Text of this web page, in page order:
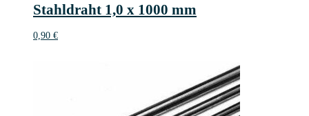
Stahldraht 1,0 x 1000 mm
0,90 €